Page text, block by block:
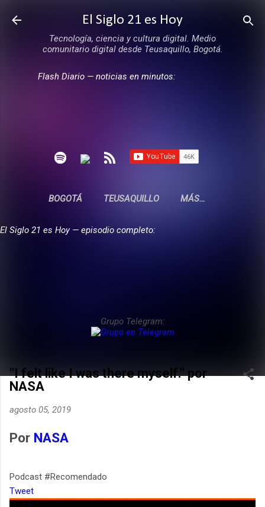
Ir al contenido principal
El Siglo 21 es Hoy
Tecnología, ciencia y cultura digital. Medio
comunitario digital desde Teusaquillo, Bogotá.
Flash Diario — noticias en minutos:
BOGOTÁ TEUSAQUILLO MÁS…
El Siglo 21 es Hoy — episodio completo:
Grupo Telegram:
"I felt like I was there myself." por
NASA
agosto 05, 2019
Por NASA
Podcast #Recomendado
Tweet